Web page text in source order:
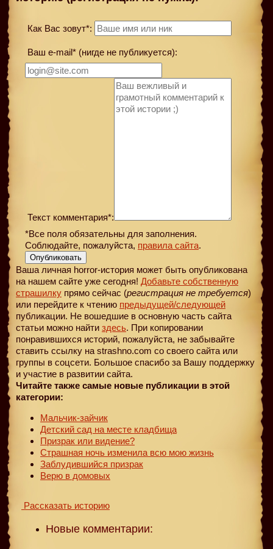
Как Вас зовут*:
Ваш e-mail* (нигде не публикуется):
Текст комментария*:
*Все поля обязательны для заполнения.
Соблюдайте, пожалуйста, правила сайта.
Опубликовать
Ваша личная horror-история может быть опубликована
на нашем сайте уже сегодня! Добавьте собственную
страшилку прямо сейчас (регистрация не требуется)
или перейдите к чтению предыдущей/следующей
публикации. Не вошедшие в основную часть сайта
статьи можно найти здесь. При копировании
понравившихся историй, пожалуйста, не забывайте
ставить ссылку на strashno.com со своего сайта или
группы в соцсети. Большое спасибо за Вашу поддержку
и участие в развитии сайта.
Читайте также самые новые публикации в этой
категории:
Мальчик-зайчик
Детский сад на месте кладбища
Призрак или видение?
Страшная ночь изменила всю мою жизнь
Заблудившийся призрак
Верю в домовых
Рассказать историю
Новые комментарии: